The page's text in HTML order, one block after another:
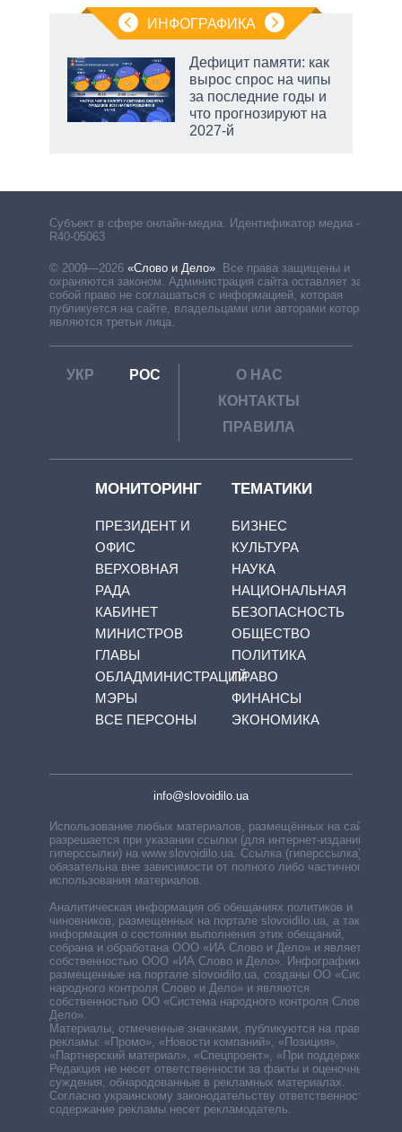
ИНФОГРАФИКА
Дефицит памяти: как
вырос спрос на чипы
за последние годы и
что прогнозируют на
2027-й
Субъект в сфере онлайн-медиа. Идентификатор медиа –
R40-05063
© 2009—2026 «Слово и Дело» Все права защищены и
охраняются законом. Администрация сайта оставляет за
собой право не соглашаться с информацией, которая
публикуется на сайте, владельцами или авторами которой
являются третьи лица.
УКР РОС
О НАС
КОНТАКТЫ
ПРАВИЛА
МОНИТОРИНГ
ПРЕЗИДЕНТ И
ОФИС
ВЕРХОВНАЯ
РАДА
КАБИНЕТ
МИНИСТРОВ
ГЛАВЫ
ОБЛАДМИНИСТРАЦИЙ
МЭРЫ
ВСЕ ПЕРСОНЫ
ТЕМАТИКИ
БИЗНЕС
КУЛЬТУРА
НАУКА
НАЦИОНАЛЬНАЯ
БЕЗОПАСНОСТЬ
ОБЩЕСТВО
ПОЛИТИКА
ПРАВО
ФИНАНСЫ
ЭКОНОМИКА
info@slovoidilo.ua
Использование любых материалов, размещённых на сайте,
разрешается при указании ссылки (для интернет-изданий —
гиперссылки) на www.slovoidilo.ua. Ссылка (гиперссылка)
обязательна вне зависимости от полного либо частичного
использования материалов.
Аналитическая информация об обещаниях политиков и
чиновников, размещенных на портале slovoidilo.ua, а также
информация о состоянии выполнения этих обещаний,
собрана и обработана ООО «ИА Слово и Дело» и является
собственностью ООО «ИА Слово и Дело». Инфографики,
размещенные на портале slovoidilo.ua, созданы ОО «Система
народного контроля Слово и Дело» и являются
собственностью ОО «Система народного контроля Слово и
Дело».
Материалы, отмеченные значками, публикуются на правах
рекламы: «Промо», «Новости компаний», «Позиция»,
«Партнерский материал», «Спецпроект», «При поддержке».
Редакция не несет ответственности за факты и оценочные
суждения, обнародованные в рекламных материалах.
Согласно украинскому законодательству ответственность за
содержание рекламы несет рекламодатель.